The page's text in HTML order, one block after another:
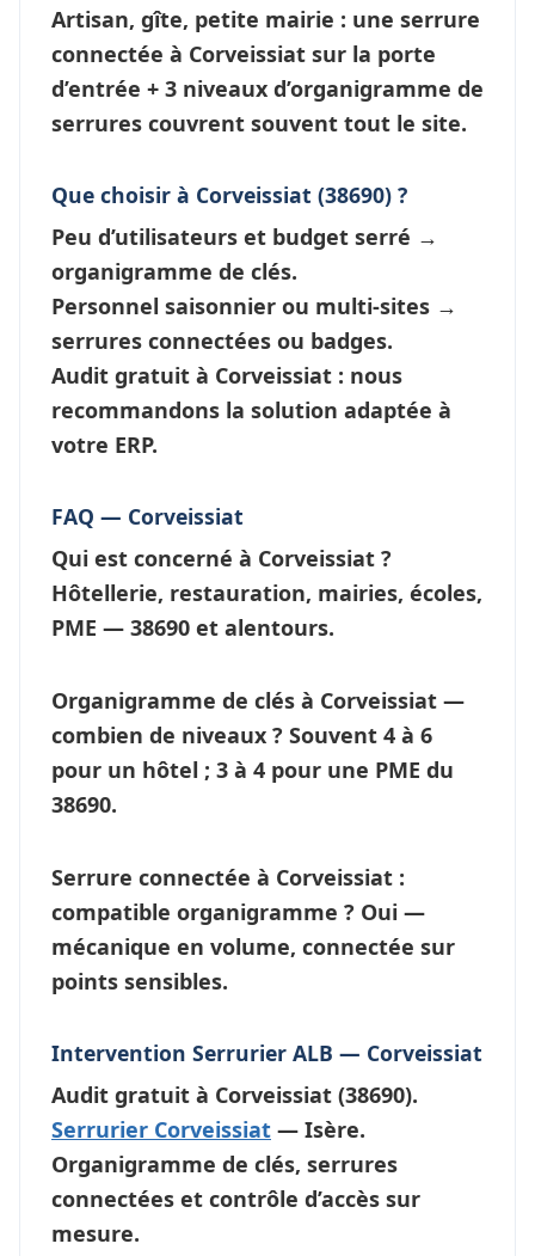
Artisan, gîte, petite mairie : une serrure
connectée à Corveissiat sur la porte
d’entrée + 3 niveaux d’organigramme de
serrures couvrent souvent tout le site.
Que choisir à Corveissiat (38690) ?
Peu d’utilisateurs et budget serré →
organigramme de clés.
Personnel saisonnier ou multi-sites →
serrures connectées ou badges.
Audit gratuit à Corveissiat : nous
recommandons la solution adaptée à
votre ERP.
FAQ — Corveissiat
Qui est concerné à Corveissiat ?
Hôtellerie, restauration, mairies, écoles,
PME — 38690 et alentours.
Organigramme de clés à Corveissiat —
combien de niveaux ? Souvent 4 à 6
pour un hôtel ; 3 à 4 pour une PME du
38690.
Serrure connectée à Corveissiat :
compatible organigramme ? Oui —
mécanique en volume, connectée sur
points sensibles.
Intervention Serrurier ALB — Corveissiat
Audit gratuit à Corveissiat (38690).
Serrurier Corveissiat — Isère.
Organigramme de clés, serrures
connectées et contrôle d’accès sur
mesure.